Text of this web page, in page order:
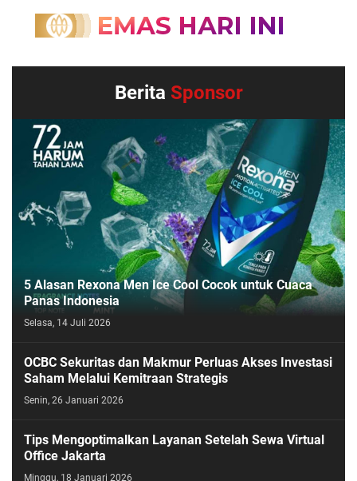
Berita Sponsor
5 Alasan Rexona Men Ice Cool Cocok untuk Cuaca
Panas Indonesia
Selasa, 14 Juli 2026
OCBC Sekuritas dan Makmur Perluas Akses Investasi
Saham Melalui Kemitraan Strategis
Senin, 26 Januari 2026
Tips Mengoptimalkan Layanan Setelah Sewa Virtual
Office Jakarta
Minggu, 18 Januari 2026